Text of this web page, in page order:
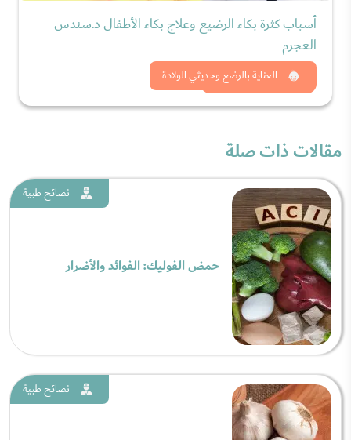
العناية بالرضع وحديثي الولادة
أسباب كثرة بكاء الرضيع وعلاج بكاء الأطفال د.سندس
العجرم
شاهد الان
مقالات ذات صلة
نصائح طبية
حمض الفوليك: الفوائد والأضرار
نصائح طبية